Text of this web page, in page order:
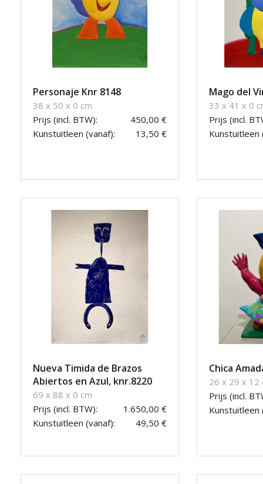
Personaje Knr 8148
38 x 50 x 0 cm
Prijs (incl. BTW):
450,00 €
Kunstuitleen (vanaf):
13,50 €
Mago del
33 x 41 x 0
Prijs (incl.
Kunstuitleen
Nueva Timida de Brazos
Abiertos en Azul, knr.8220
69 x 88 x 0 cm
Prijs (incl. BTW):
1.650,00 €
Kunstuitleen (vanaf):
49,50 €
Chica
26 x 29 x 12
Prijs (incl.
Kunstuitleen